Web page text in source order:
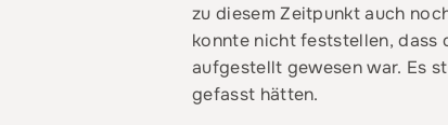
zu diesem Zeitpunkt auch
konnte nicht feststellen, dass
aufgestellt gewesen war. Es
gefasst hätten.